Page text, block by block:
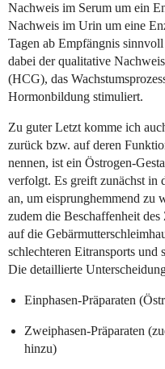
Nachweis im Serum um ein
Nachweis im Urin um eine
Tagen ab Empfängnis
dabei der qualitative
(HCG), das
Hormonbildung stimuliert.
Zu guter Letzt komme ich
zurück bzw. auf deren
nennen, ist ein Östrogen-
verfolgt. Es greift zunächst in
an, um eisprunghemmend zu
zudem die Beschaffenheit
auf die
schlechteren Eitransports und
Die detaillierte
Einphasen-Präparaten
Zweiphasen-Präparaten
hinzu)